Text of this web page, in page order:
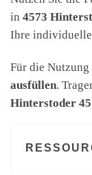
in 4573
Ihre
Für die Nutzung
ausfüllen.
Hinterstoder